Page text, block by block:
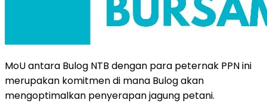
MoU antara Bulog NTB dengan para peternak PPN ini
merupakan komitmen di mana Bulog akan
mengoptimalkan penyerapan jagung petani.